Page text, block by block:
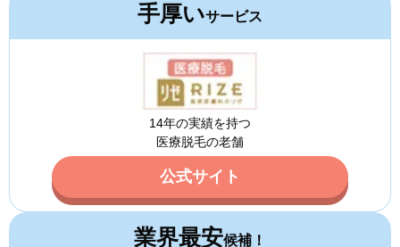
手厚いサービス
14年の実績を持つ
医療脱毛の老舗
公式サイト
業界最安候補！